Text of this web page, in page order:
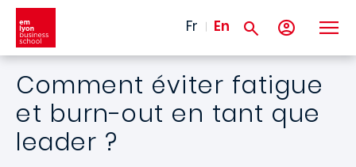
Skip to main content
Fr En
Comment éviter fatigue
et burn-out en tant que
leader ?